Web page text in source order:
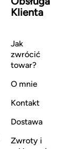
Klienta
Jak
zwrócić
towar?
O mnie
Kontakt
Dostawa
Zwroty i